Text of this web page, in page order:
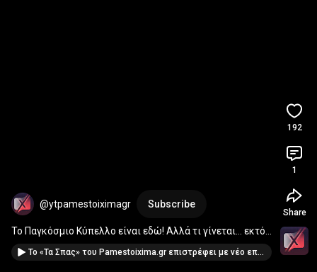
@ytpamestoiximagr Subscribe
Το Παγκόσμιο Κύπελλο είναι εδώ! Αλλά τι γίνεται… εκτός
γηπέδου;
Το «Τα Σπας» του Pamestoixima.gr επιστρέφει με νέο επεισόδιο, λίγο πριν τη σέντρα του Παγκοσμίου.
192
1
Share